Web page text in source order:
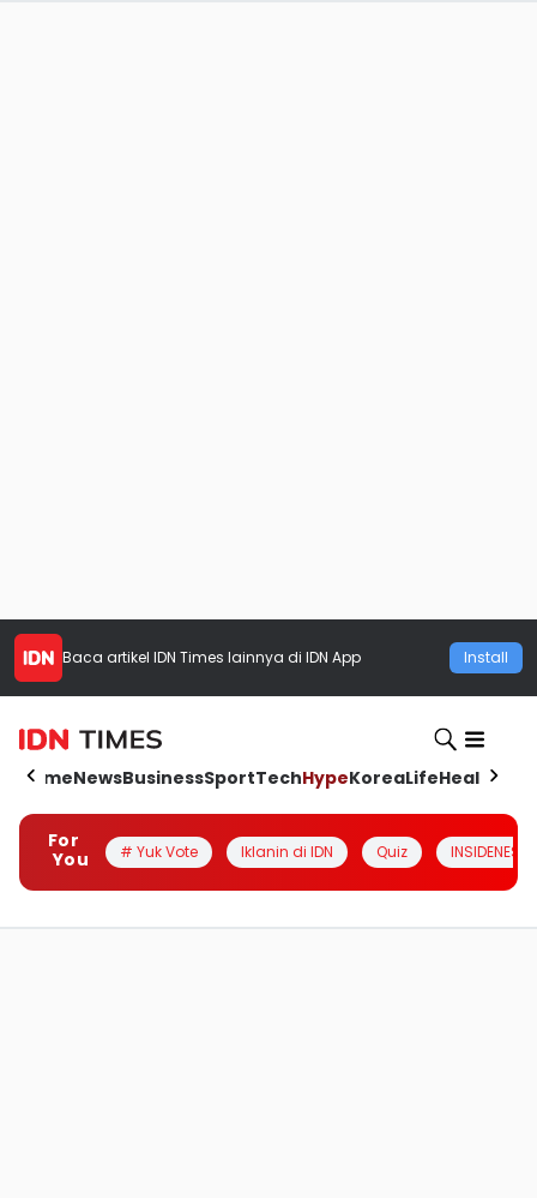
Baca artikel IDN Times lainnya di IDN App Install
HomeNewsBusinessSportTechHypeKoreaLifeHealth
For
You
# Yuk Vote Iklanin di IDN Quiz INSIDENESIA